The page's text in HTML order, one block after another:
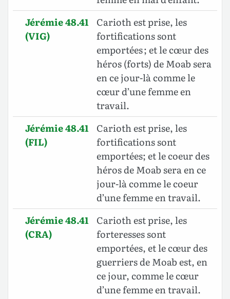
Jérémie 48.41
(VIG)
Carioth est prise, les
fortifications sont
emportées ; et le cœur des
héros (forts) de Moab sera
en ce jour-là comme le
cœur d’une femme en
travail.
Jérémie 48.41
(FIL)
Carioth est prise, les
fortifications sont
emportées; et le coeur des
héros de Moab sera en ce
jour-là comme le coeur
d’une femme en travail.
Jérémie 48.41
(CRA)
Carioth est prise, les
forteresses sont
emportées, et le cœur des
guerriers de Moab est, en
ce jour, comme le cœur
d’une femme en travail.